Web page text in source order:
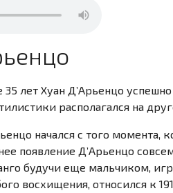
35 лет Хуан Д’Aрьенцо
располагался на
начался с того
появление Д’Aрьенцо
будучи еще мальчиком,
восхищения, относился к